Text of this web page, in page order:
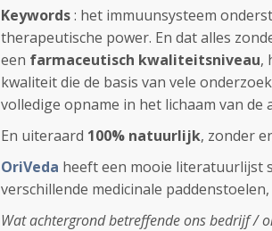
Keywords: het immuunsysteem
therapeutische power. En dat alles
een farmaceutisch kwaliteitsniveau,
kwaliteit die de basis van vele
volledige opname in het lichaam van de
En uiteraard 100% natuurlijk, zonder
OriVeda heeft een mooie literatuurlijst
verschillende medicinale
Wat achtergrond betreffende ons bedrijf /